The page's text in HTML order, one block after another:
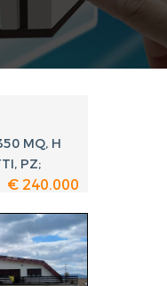
MQ, H
PZ;
€ 240.000